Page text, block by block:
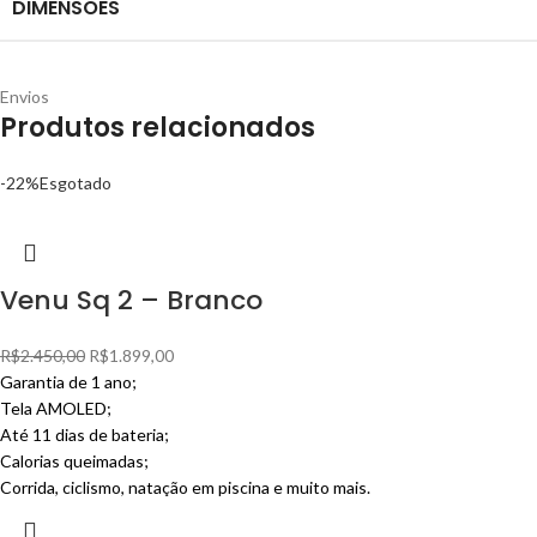
DIMENSÕES
Envios
Produtos relacionados
-22%Esgotado
Venu Sq 2 – Branco
R$2.450,00 R$1.899,00
Garantia de 1 ano;
Tela AMOLED;
Até 11 dias de bateria;
Calorias queimadas;
Corrida, ciclismo, natação em piscina e muito mais.